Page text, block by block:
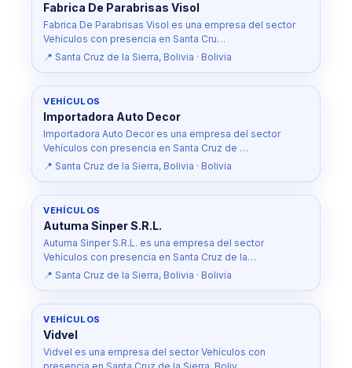
Fabrica De Parabrisas Visol
Fabrica De Parabrisas Visol es una empresa del sector
Vehículos con presencia en Santa Cru…
📍 Santa Cruz de la Sierra, Bolivia · Bolivia
VEHÍCULOS
Importadora Auto Decor
Importadora Auto Decor es una empresa del sector
Vehículos con presencia en Santa Cruz de …
📍 Santa Cruz de la Sierra, Bolivia · Bolivia
VEHÍCULOS
Autuma Sinper S.R.L.
Autuma Sinper S.R.L. es una empresa del sector
Vehículos con presencia en Santa Cruz de la…
📍 Santa Cruz de la Sierra, Bolivia · Bolivia
VEHÍCULOS
Vidvel
Vidvel es una empresa del sector Vehículos con